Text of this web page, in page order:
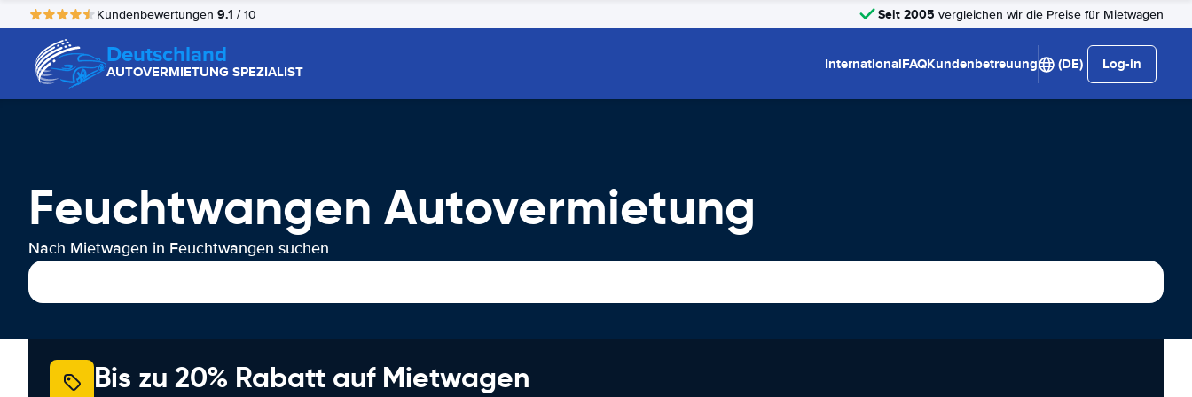
Kundenbewertungen 9.1 / 10 Seit 2005 vergleichen wir die Preise für Mietwagen
Deutschland
AUTOVERMIETUNG SPEZIALIST InternationalFAQKundenbetreuung (DE) Log-in
Feuchtwangen Autovermietung
Nach Mietwagen in Feuchtwangen suchen
Bis zu 20% Rabatt auf Mietwagen